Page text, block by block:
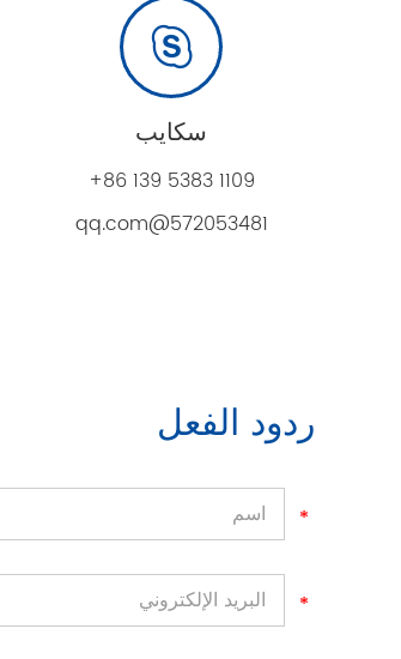
سكايب
+86 139 5383 1109
572053481@qq.com
ردود الفعل